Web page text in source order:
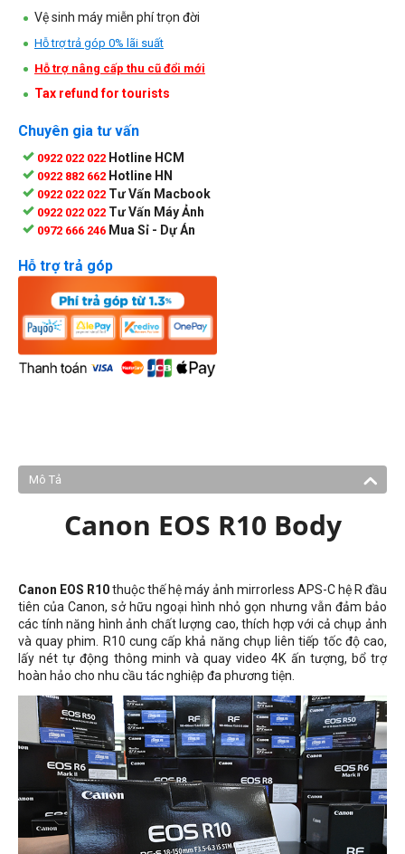
Vệ sinh máy miễn phí trọn đời
Hỗ trợ trả góp 0% lãi suất
Hỗ trợ nâng cấp thu cũ đổi mới
Tax refund for tourists
Chuyên gia tư vấn
0922 022 022 Hotline HCM
0922 882 662 Hotline HN
0922 022 022 Tư Vấn Macbook
0922 022 022 Tư Vấn Máy Ảnh
0972 666 246 Mua Sỉ - Dự Án
Hỗ trợ trả góp
Mô Tả
Canon EOS R10 Body
Canon EOS R10thuộc thế hệ máy ảnh mirrorless APS-C hệ R đầu
tiên của Canon, sở hữu ngoại hình nhỏ gọn nhưng vẫn đảm bảo
các tính năng hình ảnh chất lượng cao, thích hợp với cả chụp ảnh
và quay phim. R10 cung cấp khả năng chụp liên tiếp tốc độ cao,
lấy nét tự động thông minh và quay video 4K ấn tượng, bổ trợ
hoàn hảo cho nhu cầu tác nghiệp đa phương tiện.